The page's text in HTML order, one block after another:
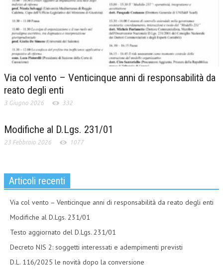
Via col vento – Venticinque anni di responsabilità da
reato degli enti
3 Giugno 2026 332
Modifiche al D.Lgs. 231/01
23 Febbraio 2026 1077
Articoli recenti
Via col vento – Venticinque anni di responsabilità da reato degli enti
Modifiche al D.Lgs. 231/01
Testo aggiornato del D.Lgs. 231/01
Decreto NIS 2: soggetti interessati e adempimenti previsti
D.L. 116/2025 le novità dopo la conversione